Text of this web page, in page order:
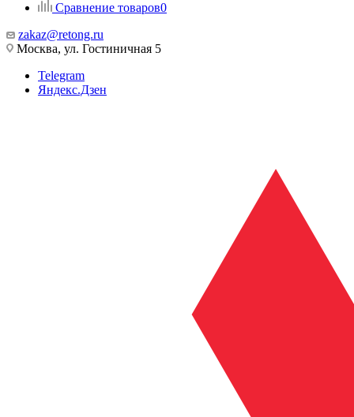
Сравнение товаров0
zakaz@retong.ru
Москва, ул. Гостиничная 5
Telegram
Яндекс.Дзен